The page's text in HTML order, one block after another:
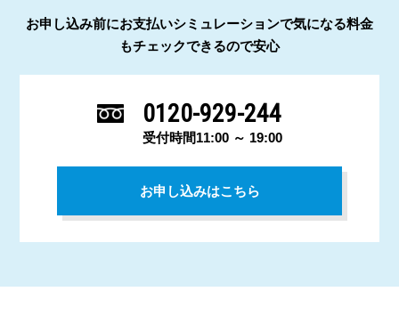
お申し込み前にお支払いシミュレーションで気になる料金
もチェックできるので安心
0120-929-244
受付時間11:00 ～ 19:00
お申し込みはこちら